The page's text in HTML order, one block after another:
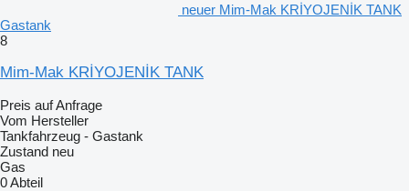
neuer Mim-Mak KRİYOJENİK TANK
Gastank
8
Mim-Mak KRİYOJENİK TANK
Preis auf Anfrage
Vom Hersteller
Tankfahrzeug - Gastank
Zustand neu
Gas
0 Abteil